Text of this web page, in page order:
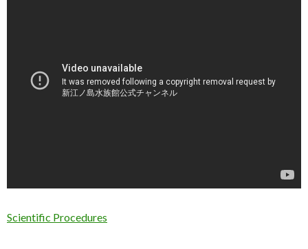
Scientific Procedures